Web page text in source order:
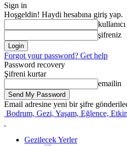
Sign in
Hoşgeldin! Haydi hesabına giriş yap.
kullanıcı
şifreniz
Forgot your password? Get help
Password recovery
Şifreni kurtar
emailin
Email adresine yeni bir şifre
Bodrum, Gezi, Yaşam, Eğlence,
Gezilecek Yerler